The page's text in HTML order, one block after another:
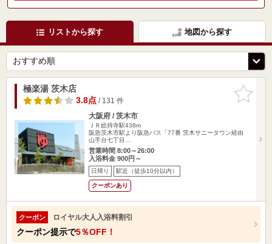
リストから探す 地図から探す
お気に入
りに追加
極楽湯 茨木店
3.8点/ 131 件
大阪府 / 茨木市
ＪＲ総持寺駅438m
阪急茨木市駅より阪急バス「77番 茨木サニータウン経由
山手台七丁目…
営業時間 8:00～26:00
入浴料金 900円～
日帰り 駅近（徒歩10分以内）
クーポンあり
クーポン ロイヤル大人入浴料割引
クーポン提示で5％OFF！